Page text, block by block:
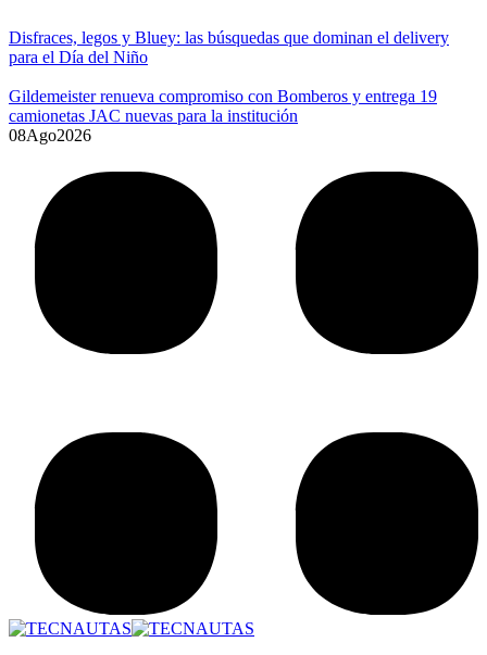
Disfraces, legos y Bluey: las búsquedas que dominan el delivery
para el Día del Niño
Gildemeister renueva compromiso con Bomberos y entrega 19
camionetas JAC nuevas para la institución
08Ago2026